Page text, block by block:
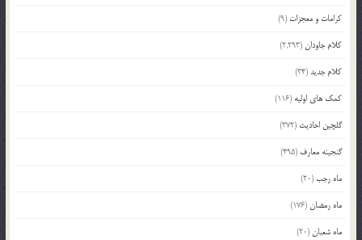
کرامات و معجزات (9)
کلام جاودان(2,293)
کلام جدید(34)
کمک های اولیه (116)
گلچین احادیث (372)
گنجینه معارف (495)
ماه رجب(20)
ماه رمضان(176)
ماه شعبان(20)